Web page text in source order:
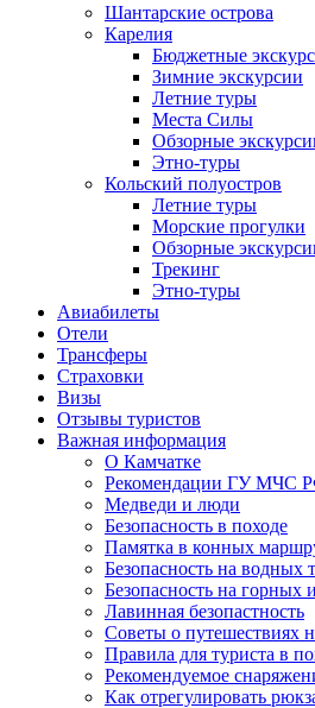
Шантарские острова
Карелия
Бюджетные
Зимние экскурсии
Летние туры
Места Силы
Обзорные
Этно-туры
Кольский полуостров
Летние туры
Морские прогулки
Обзорные
Трекинг
Этно-туры
Авиабилеты
Отели
Трансферы
Страховки
Визы
Отзывы туристов
Важная информация
О Камчатке
Рекомендации ГУ МЧС
Медведи и люди
Безопасность в походе
Памятка в конных
Безопасность на водных
Безопасность на
Лавинная безопастность
Советы о путешествиях
Правила для туриста в
Рекомендуемое
Как отрегулировать